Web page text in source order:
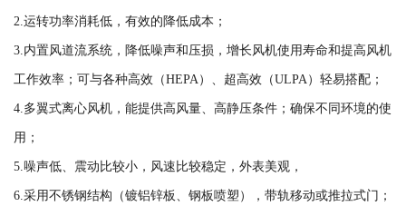
2.运转功率消耗低，有效的降低成本；
3.内置风道流系统，降低噪声和压损，增长风机使用寿命和提高风机
工作效率；可与各种高效（HEPA）、超高效（ULPA）轻易搭配；
4.多翼式离心风机，能提供高风量、高静压条件；确保不同环境的使
用；
5.噪声低、震动比较小，风速比较稳定，外表美观，
6.采用不锈钢结构（镀铝锌板、钢板喷塑），带轨移动或推拉式门；